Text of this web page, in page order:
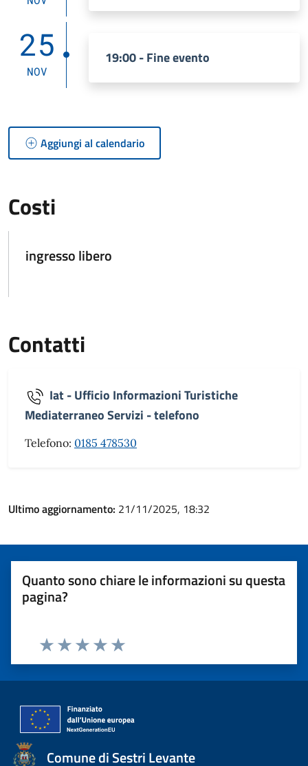
25
NOV
19:00 - Fine evento
Aggiungi al calendario
Costi
ingresso libero
Contatti
Iat - Ufficio Informazioni Turistiche
Mediaterraneo Servizi - telefono
Telefono: 0185 478530
Ultimo aggiornamento: 21/11/2025, 18:32
Quanto sono chiare le informazioni su questa
pagina?
Valuta 5 stelle su 5
Valuta 4 stelle su 5
Valuta 3 stelle su 5
Valuta 2 stelle su 5
Valuta 1 stelle su 5
Comune di Sestri Levante